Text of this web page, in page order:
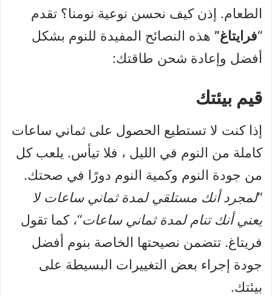
الطعام. إذن كيف نحسن نوعية نومنا؟ تقدم
“فرايتاغ” هذه النصائح المفيدة للنوم بشكل
أفضل وإعادة شحن طاقتك:
قيم بيئتك
إذا كنت لا تستطيع الحصول على ثماني ساعات
كاملة من النوم في الليل ، فلا تيأس. يلعب كل
من جودة النوم وكمية النوم دورًا في صحتك.
“لمجرد أنك مستلقي لمدة ثماني ساعات لا
يعني أنك تنام لمدة ثماني ساعات“، كما تقول
فريتاغ. تتضمن نصيحتها الخاصة بنوم أفضل
جودة إجراء بعض التغييرات البسيطة على
بيئتك.